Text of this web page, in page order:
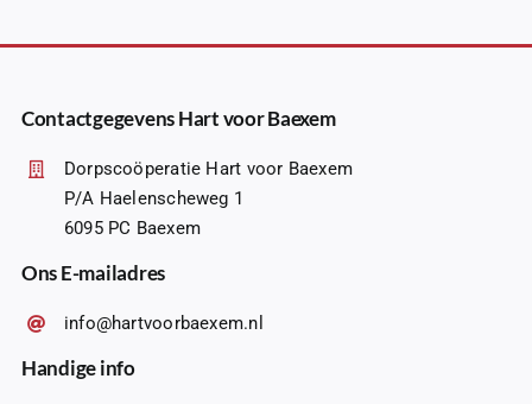
Contactgegevens Hart voor Baexem
Dorpscoöperatie Hart voor Baexem
P/A Haelenscheweg 1
6095 PC Baexem
Ons E-mailadres
info@hartvoorbaexem.nl
Handige info